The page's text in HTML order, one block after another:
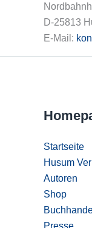
D-25813
E-Mail:
Startseite
Husum
Autoren
Shop